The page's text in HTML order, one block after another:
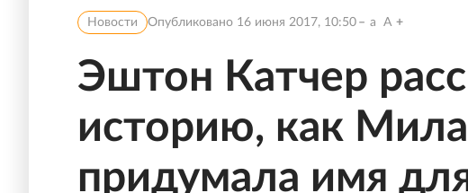
Новости Опубликовано 16 июня 2017, 10:50 a A
Эштон Катчер
историю, как
придумала имя